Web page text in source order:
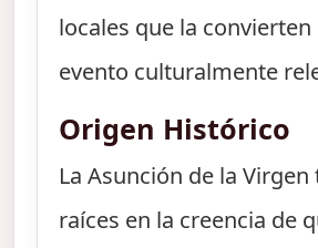
locales que la convierten
evento culturalmente
Origen Histórico
La Asunción de la Virgen
raíces en la creencia de